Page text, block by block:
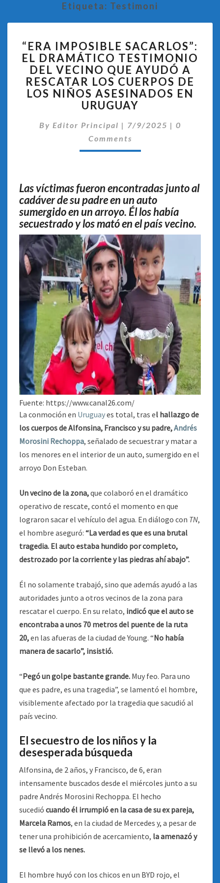
Etiqueta: Testimoni
IMPOSIBLE
SACARLOS”:
EL
DRAMÁTICO
TESTIMONIO
DEL
VECINO
QUE
A
RESCATAR
DE
LOS
NIÑOS
ASESINADOS
EN
URUGUAY
“ERA IMPOSIBLE SACARLOS”:
EL DRAMÁTICO TESTIMONIO
DEL VECINO QUE AYUDÓ A
RESCATAR LOS CUERPOS DE
LOS NIÑOS ASESINADOS EN
URUGUAY
By Editor Principal | 7/9/2025 | 0
Comments
Las víctimas fueron encontradas junto al
cadáver de su padre en un auto
sumergido en un arroyo. Él los había
secuestrado y los mató en el país vecino.
Fuente: https://www.canal26.com/
La conmoción en Uruguayes total, tras el hallazgo de
los cuerpos de Alfonsina, Francisco y su padre,Andrés
Morosini Rechoppa, señalado de secuestrar y matar a
los menores en el interior de un auto, sumergido en el
arroyo Don Esteban.
Un vecino de la zona,que colaboró en el dramático
operativo de rescate, contó el momento en que
lograron sacar el vehículo del agua. En diálogo con TN,
el hombre aseguró: “La verdad es que es una brutal
tragedia. El auto estaba hundido por completo,
destrozado por la corriente y las piedras ahí abajo”.
Él no solamente trabajó, sino que además ayudó a las
autoridades junto a otros vecinos de la zona para
rescatar el cuerpo. En su relato, indicó que el auto se
encontraba a unos 70 metros del puente de la ruta
20,en las afueras de la ciudad de Young. “No había
manera de sacarlo”, insistió.
“Pegó un golpe bastante grande. Muy feo. Para uno
que es padre, es una tragedia”, se lamentó el hombre,
visiblemente afectado por la tragedia que sacudió al
país vecino.
El secuestro de los niños y la
desesperada búsqueda
Alfonsina, de 2 años, y Francisco, de 6, eran
intensamente buscados desde el miércoles junto a su
padre Andrés Morosini Rechoppa. El hecho
sucedió cuando él irrumpió en la casa de su ex pareja,
Marcela Ramos, en la ciudad de Mercedes y, a pesar de
tener una prohibición de acercamiento, la amenazó y
se llevó a los nenes.
El hombre huyó con los chicos en un BYD rojo, el